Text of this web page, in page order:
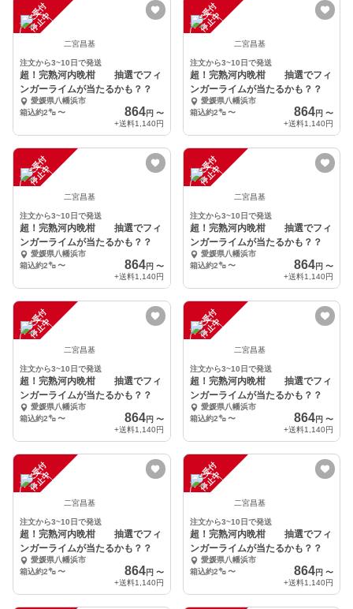
注
文
受
付
停
止
中
二宮昌基
注文から3~10日で発送
超！完熟河内晩柑 抽選でフィ
ンガーライムが当たるかも？？
愛媛県八幡浜市
箱込約2㌔〜 864円 〜
+送料1,140円
注
文
受
付
停
止
中
二宮昌基
注文から3~10日で発送
超！完熟河内晩柑 抽選でフィ
ンガーライムが当たるかも？？
愛媛県八幡浜市
箱込約2㌔ 〜 864円 〜
+送料1,140円
注
文
受
付
停
止
中
二宮昌基
注文から3~10日で発送
超！完熟河内晩柑 抽選でフィ
ンガーライムが当たるかも？？
愛媛県八幡浜市
箱込約2㌔〜 864円 〜
+送料1,140円
注
文
受
付
停
止
中
二宮昌基
注文から3~10日で発送
超！完熟河内晩柑 抽選でフィ
ンガーライムが当たるかも？？
愛媛県八幡浜市
箱込約2㌔ 〜 864円 〜
+送料1,140円
注
文
受
付
停
止
中
二宮昌基
注文から3~10日で発送
超！完熟河内晩柑 抽選でフィ
ンガーライムが当たるかも？？
愛媛県八幡浜市
箱込約2㌔〜 864円 〜
+送料1,140円
注
文
受
付
停
止
中
二宮昌基
注文から3~10日で発送
超！完熟河内晩柑 抽選でフィ
ンガーライムが当たるかも？？
愛媛県八幡浜市
箱込約2㌔ 〜 864円 〜
+送料1,140円
注
文
受
付
停
止
中
二宮昌基
注文から3~10日で発送
超！完熟河内晩柑 抽選でフィ
ンガーライムが当たるかも？？
愛媛県八幡浜市
箱込約2㌔〜 864円 〜
+送料1,140円
注
文
受
付
停
止
中
二宮昌基
注文から3~10日で発送
超！完熟河内晩柑 抽選でフィ
ンガーライムが当たるかも？？
愛媛県八幡浜市
箱込約2㌔ 〜 864円 〜
+送料1,140円